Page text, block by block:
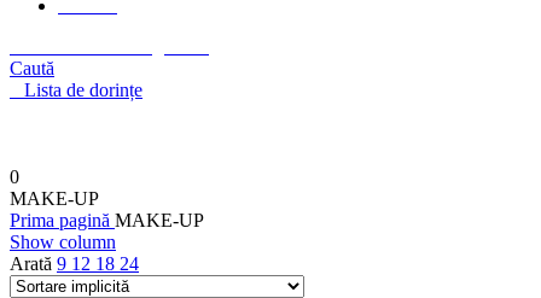
Caută
Lista de dorințe
0
MAKE-UP
Prima pagină MAKE-UP
Show column
Arată 9 12 18 24